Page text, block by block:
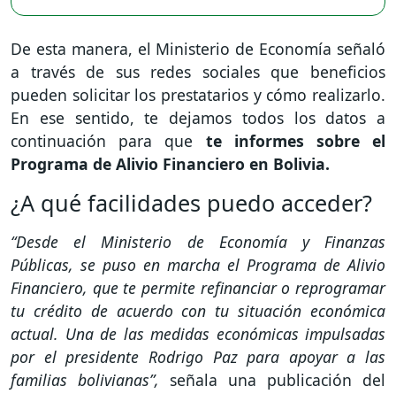
De esta manera, el Ministerio de Economía señaló
a través de sus redes sociales que beneficios
pueden solicitar los prestatarios y cómo realizarlo.
En ese sentido, te dejamos todos los datos a
continuación para que te informes sobre el
Programa de Alivio Financiero en Bolivia.
¿A qué facilidades puedo acceder?
“Desde el Ministerio de Economía y Finanzas
Públicas, se puso en marcha el Programa de Alivio
Financiero, que te permite refinanciar o reprogramar
tu crédito de acuerdo con tu situación económica
actual. Una de las medidas económicas impulsadas
por el presidente Rodrigo Paz para apoyar a las
familias bolivianas”, señala una publicación del